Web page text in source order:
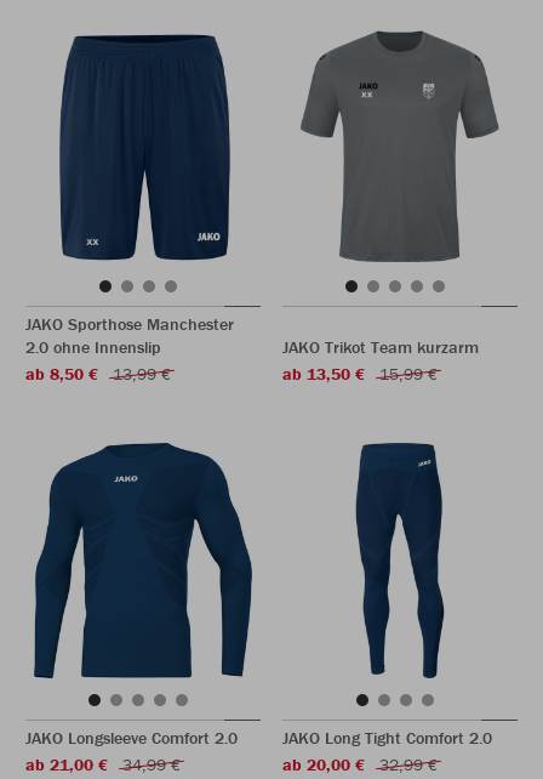
JAKO Sporthose Manchester
2.0 ohne Innenslip
ab 8,50 €
13,99 €
JAKO Trikot Team kurzarm
ab 13,50 €
15,99 €
JAKO Longsleeve Comfort 2.0
ab 21,00 €
34,99 €
JAKO Long Tight Comfort 2.0
ab 20,00 €
32,99 €